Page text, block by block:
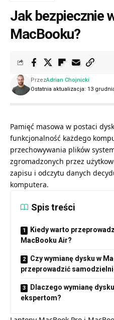
Jak bezpiecznie
MacBooku?
Ostatnia aktualizacja: 13
PrzezAdrian Chojnicki
Pamięć masowa w postaci
funkcjonalność każdego
przechowywania plików
zgromadzonych przez
zapisu i odczytu danych
komputera.
Spis treści
Kiedy warto
MacBooku Air?
Czy wymianę dysku w
przeprowadzić
Dlaczego wymianę
ekspertom?